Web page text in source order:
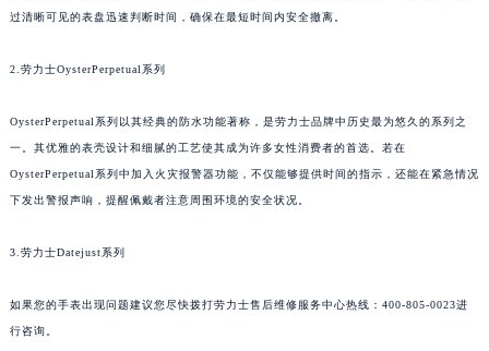
过清晰可见的表盘迅速判断时间，确保在最短时间内安全撤离。
2.劳力士OysterPerpetual系列
OysterPerpetual系列以其经典的防水功能著称，是劳力士品牌中历史最为悠久的系列之
一。其优雅的表壳设计和细腻的工艺使其成为许多女性消费者的首选。若在
OysterPerpetual系列中加入火灾报警器功能，不仅能够提供时间的指示，还能在紧急情况
下发出警报声响，提醒佩戴者注意周围环境的安全状况。
3.劳力士Datejust系列
如果您的手表出现问题建议您尽快拨打劳力士售后维修服务中心热线：400-805-0023进
行咨询。